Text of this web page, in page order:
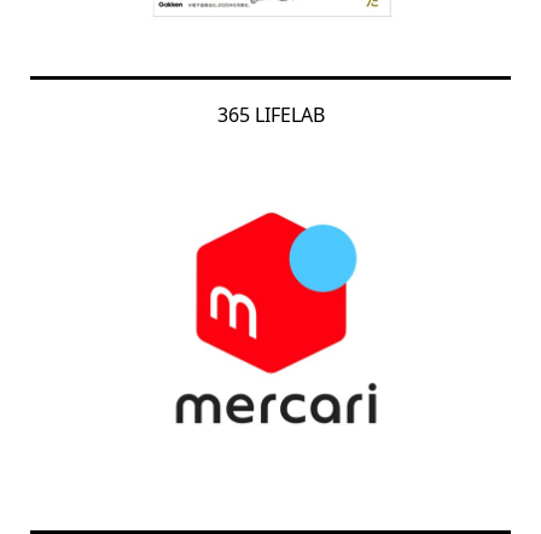
365 LIFELAB